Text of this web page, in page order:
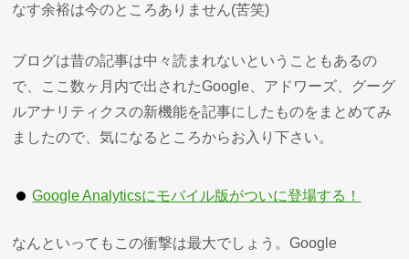
なす余裕は今のところありません(苦笑)
ブログは昔の記事は中々読まれないということもあるの
で、ここ数ヶ月内で出されたGoogle、アドワーズ、グーグ
ルアナリティクスの新機能を記事にしたものをまとめてみ
ましたので、気になるところからお入り下さい。
Google Analyticsにモバイル版がついに登場する！
なんといってもこの衝撃は最大でしょう。Google